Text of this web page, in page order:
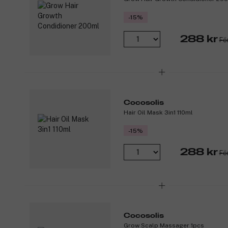
-15%
288 kr
Cocosolis
Hair Oil Mask 3in1 110ml
-15%
288 kr
Cocosolis
Grow Scalp Massager 1pcs